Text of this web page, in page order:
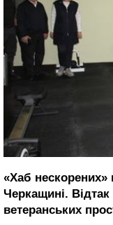
«Хаб нескорених»
Черкащині.
ветеранських